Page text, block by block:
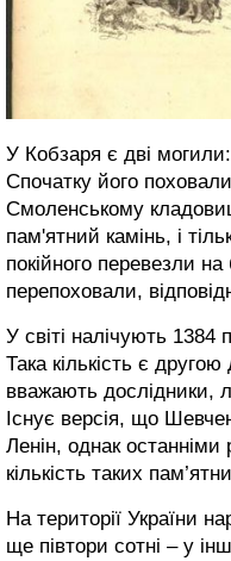
У Кобзаря є дві
Спочатку його
Смоленському
пам'ятний камінь, і
покійного перевезли
перепоховали,
У світі налічують 1384
Така кількість є
вважають дослідники,
Існує версія, що
Ленін, однак останніми
кількість таких
На території України
ще півтори сотні – у